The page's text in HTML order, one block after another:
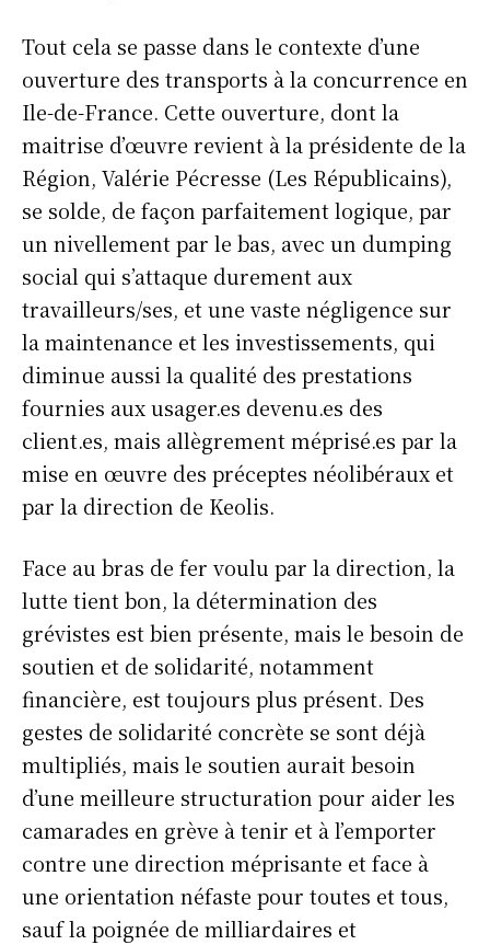
Tout cela se passe dans le contexte d’une
ouverture des transports à la concurrence en
Ile-de-France. Cette ouverture, dont la
maitrise d’œuvre revient à la présidente de la
Région, Valérie Pécresse (Les Républicains),
se solde, de façon parfaitement logique, par
un nivellement par le bas, avec un dumping
social qui s’attaque durement aux
travailleurs/ses, et une vaste négligence sur
la maintenance et les investissements, qui
diminue aussi la qualité des prestations
fournies aux usager.es devenu.es des
client.es, mais allègrement méprisé.es par la
mise en œuvre des préceptes néolibéraux et
par la direction de Keolis.
Face au bras de fer voulu par la direction, la
lutte tient bon, la détermination des
grévistes est bien présente, mais le besoin de
soutien et de solidarité, notamment
financière, est toujours plus présent. Des
gestes de solidarité concrète se sont déjà
multipliés, mais le soutien aurait besoin
d’une meilleure structuration pour aider les
camarades en grève à tenir et à l’emporter
contre une direction méprisante et face à
une orientation néfaste pour toutes et tous,
sauf la poignée de milliardaires et